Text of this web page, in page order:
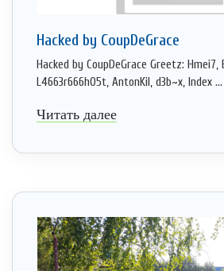
Hacked by CoupDeGrace
Hacked by CoupDeGrace Greetz: Hmei7,
L4663r666h05t, AntonKil, d3b~x, Index ...
Читать далее